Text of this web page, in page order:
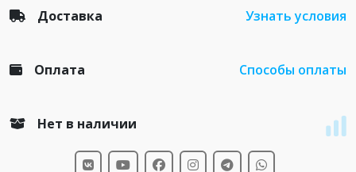
Доставка Узнать условия
Оплата Способы оплаты
Нет в наличии